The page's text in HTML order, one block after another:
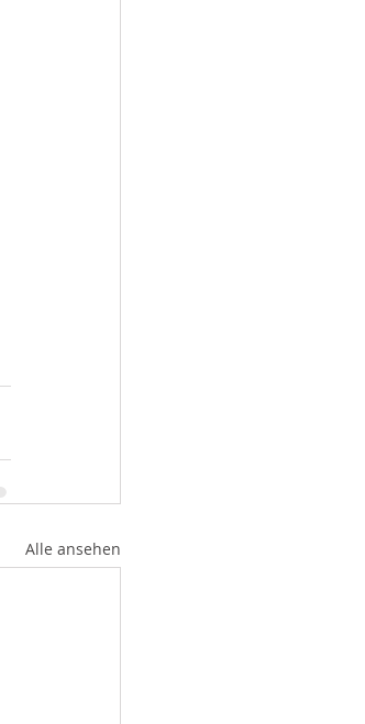
Alle ansehen